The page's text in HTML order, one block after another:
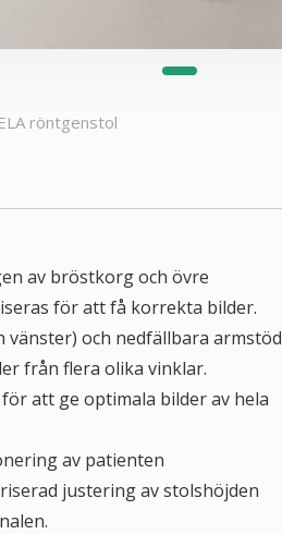
röntgenstol
av bröstkorg och övre
för att få korrekta bilder.
vänster) och nedfällbara armstöd
från flera olika vinklar.
att ge optimala bilder av hela
av patienten
justering av stolshöjden